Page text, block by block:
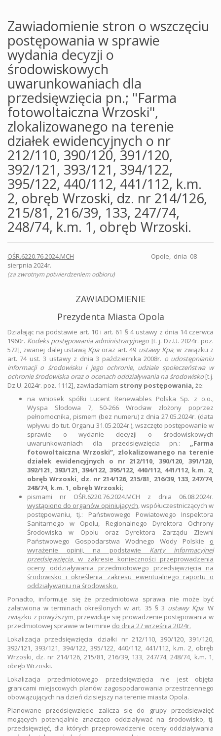
Zawiadomienie stron o wszczęciu
postępowania w sprawie
wydania decyzji o
środowiskowych
uwarunkowaniach dla
przedsięwzięcia pn.; "Farma
fotowoltaiczna Wrzoski",
zlokalizowanego na terenie
działek ewidencyjnych o nr
212/110, 390/120, 391/120,
392/121, 393/121, 394/122,
395/122, 440/112, 441/112, k.m.
2, obręb Wrzoski, dz. nr 214/126,
215/81, 216/39, 133, 247/74,
248/74, k.m. 1, obręb Wrzoski.
OŚR.6220.76.2024.MCH Opole, dnia 08
sierpnia 2024r.
(za zwrotnym potwierdzeniem odbioru)
ZAWIADOMIENIE
Prezydenta Miasta Opola
Działając na podstawie art. 10 i art. 61 § 4 ustawy z dnia 14 czerwca
1960r. Kodeks postępowania administracyjnego [t. j. Dz.U. 2024r. poz.
572], zwanej dalej ustawą Kpaoraz art. 49 ustawy Kpa, w związku z
art. 74 ust. 3 ustawy z dnia 3 października 2008r. o udostępnianiu
informacji o środowisku i jego ochronie, udziale społeczeństwa w
ochronie środowiska oraz o ocenach oddziaływania na środowisko[t.j.
Dz.U. 2024r. poz. 1112], zawiadamiam strony postępowania, że:
na wniosek spółki Lucent Renewables Polska Sp. z o.o.,
Wyspa Słodowa 7, 50-266 Wrocław złożony poprzez
pełnomocnika, pismem (bez numeru) z dnia 27.05.2024r. (data
wpływu do tut. Organu 31.05.2024r.), wszczęto postępowanie w
sprawie o wydanie decyzji o środowiskowych
uwarunkowaniach dla przedsięwzięcia pn.: „Farma
fotowoltaiczna Wrzoski”, zlokalizowanego na terenie
działek ewidencyjnych o nr 212/110, 390/120, 391/120,
392/121, 393/121, 394/122, 395/122, 440/112, 441/112, k.m. 2,
obręb Wrzoski, dz. nr 214/126, 215/81, 216/39, 133, 247/74,
248/74, k.m. 1, obręb Wrzoski;
pismami nr OŚR.6220.76.2024.MCH z dnia 06.08.2024r.
wystąpiono do organów opiniujących,współuczestniczących w
postępowaniu, tj.: Państwowego Powiatowego Inspektora
Sanitarnego w Opolu, Regionalnego Dyrektora Ochrony
Środowiska w Opolu oraz Dyrektora Zarządu Zlewni
Państwowego Gospodarstwa Wodnego Wody Polskie o
wyrażenie opinii, na podstawie Karty informacyjnej
przedsięwzięcia, w zakresie konieczności przeprowadzenia
oceny oddziaływania przedmiotowego przedsięwzięcia na
środowisko i określenia zakresu ewentualnego raportu o
oddziaływaniu na środowisko.
Ponadto, informuje się że przedmiotowa sprawa nie może być
załatwiona w terminach określonych w art. 35 § 3 ustawy Kpa. W
związku z powyższym, przewiduje się prowadzenie postępowania w
przedmiotowej sprawie w terminie do dnia 27 września 2024r.
Lokalizacja przedsięwzięcia: działki nr 212/110, 390/120, 391/120,
392/121, 393/121, 394/122, 395/122, 440/112, 441/112, k.m. 2, obręb
Wrzoski, dz. nr 214/126, 215/81, 216/39, 133, 247/74, 248/74, k.m. 1,
obręb Wrzoski.
Lokalizacja przedmiotowego przedsięwzięcia nie jest objęta
granicami miejscowych planów zagospodarowania przestrzennego
obowiązujących na dzień dzisiejszy na terenie miasta Opola.
Planowane przedsięwzięcie zalicza się do grupy przedsięwzięć
mogących potencjalnie znacząco oddziaływać na środowisko, tj.
przedsięwzięć, dla których przeprowadzenie oceny oddziaływania